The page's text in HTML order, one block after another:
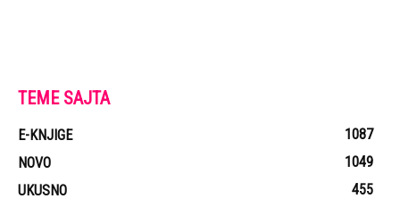
TEME SAJTA
E-KNJIGE
1087
NOVO
1049
UKUSNO
455